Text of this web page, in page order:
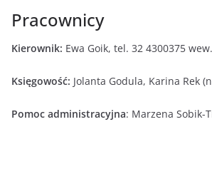
Pracownicy
Kierownik: Ewa Goik, tel. 32 4300375
Księgowość: Jolanta Godula, Karina Rek
Pomoc administracyjna: Marzena Sobik-